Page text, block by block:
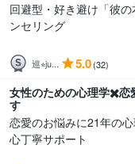
回避型・好き避け「彼
ンセリング
巡⭐︎ju... 5.0(32)
女性のための心理学✖️恋
す
恋愛のお悩みに21年の
心丁寧サポート